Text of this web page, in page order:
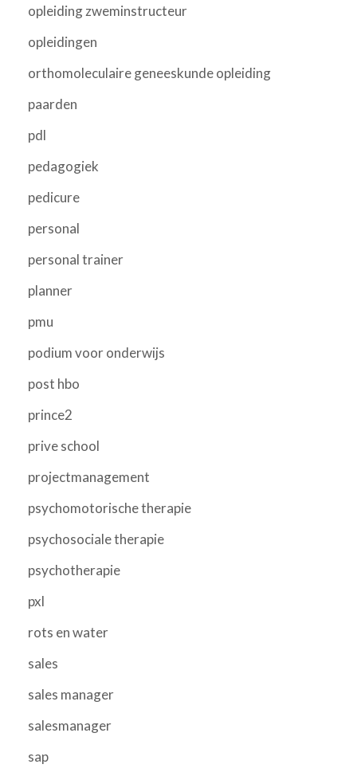
opleiding zweminstructeur
opleidingen
orthomoleculaire geneeskunde opleiding
paarden
pdl
pedagogiek
pedicure
personal
personal trainer
planner
pmu
podium voor onderwijs
post hbo
prince2
prive school
projectmanagement
psychomotorische therapie
psychosociale therapie
psychotherapie
pxl
rots en water
sales
sales manager
salesmanager
sap